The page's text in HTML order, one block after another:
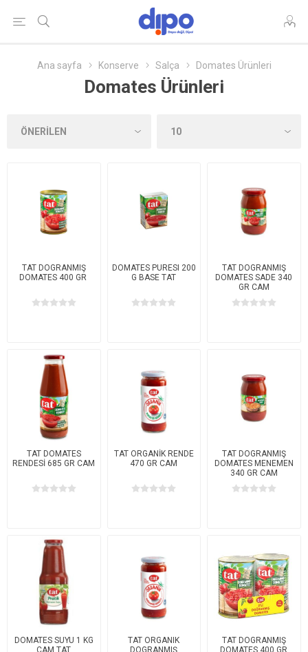
Ana sayfa Konserve Salça Domates Ürünleri
Domates Ürünleri
TAT DOGRANMIŞ
DOMATES 400 GR
DOMATES PURESI 200
G BASE TAT
TAT DOGRANMIŞ
DOMATES SADE 340
GR CAM
TAT DOMATES
RENDESİ 685 GR CAM
TAT ORGANİK RENDE
470 GR CAM
TAT DOGRANMIŞ
DOMATES MENEMEN
340 GR CAM
DOMATES SUYU 1 KG
CAM TAT
TAT ORGANIK
DOGRANMIŞ
TAT DOGRANMIŞ
DOMATES 400 GR